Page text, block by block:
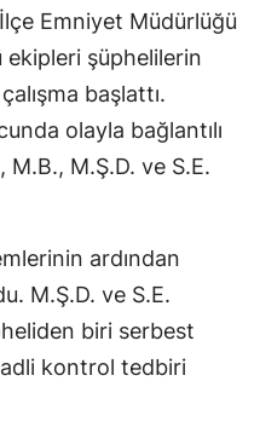
İlçe Emniyet Müdürlüğü
ekipleri şüphelilerin
başlattı.
olayla bağlantılı
M.B., M.Ş.D. ve S.E.
ardından
M.Ş.D. ve S.E.
biri serbest
adli kontrol tedbiri